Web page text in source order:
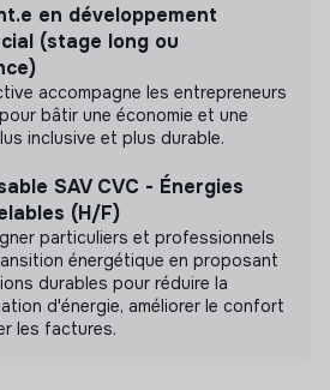
en développement
(stage long ou
accompagne les entrepreneurs
bâtir une économie et une
inclusive et plus durable.
SAV CVC - Énergies
(H/F)
particuliers et professionnels
énergétique en proposant
durables pour réduire la
d'énergie, améliorer le confort
les factures.